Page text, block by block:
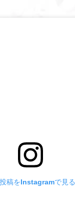
稿をInstagramで見る